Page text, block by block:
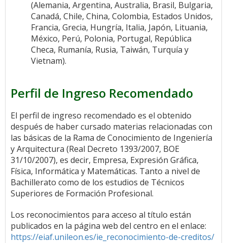
(Alemania, Argentina, Australia, Brasil, Bulgaria,
Canadá, Chile, China, Colombia, Estados Unidos,
Francia, Grecia, Hungría, Italia, Japón, Lituania,
México, Perú, Polonia, Portugal, República
Checa, Rumanía, Rusia, Taiwán, Turquía y
Vietnam).
Perfil de Ingreso Recomendado
El perfil de ingreso recomendado es el obtenido
después de haber cursado materias relacionadas con
las básicas de la Rama de Conocimiento de Ingeniería
y Arquitectura (Real Decreto 1393/2007, BOE
31/10/2007), es decir, Empresa, Expresión Gráfica,
Física, Informática y Matemáticas. Tanto a nivel de
Bachillerato como de los estudios de Técnicos
Superiores de Formación Profesional.
Los reconocimientos para acceso al título están
publicados en la página web del centro en el enlace:
https://eiaf.unileon.es/ie_reconocimiento-de-creditos/